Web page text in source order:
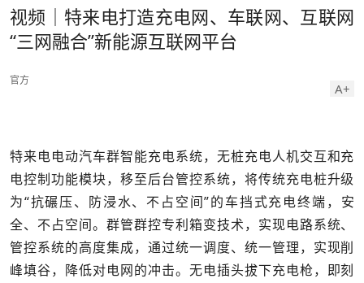
视频｜特来电打造充电网、车联网、互联网
“三网融合”新能源互联网平台
官方
A+
特来电电动汽车群智能充电系统，无桩充电人机交互和充
电控制功能模块，移至后台管控系统，将传统充电桩升级
为“抗碾压、防浸水、不占空间”的车挡式充电终端，安
全、不占空间。群管群控专利箱变技术，实现电路系统、
管控系统的高度集成，通过统一调度、统一管理，实现削
峰填谷，降低对电网的冲击。无电插头拔下充电枪，即刻